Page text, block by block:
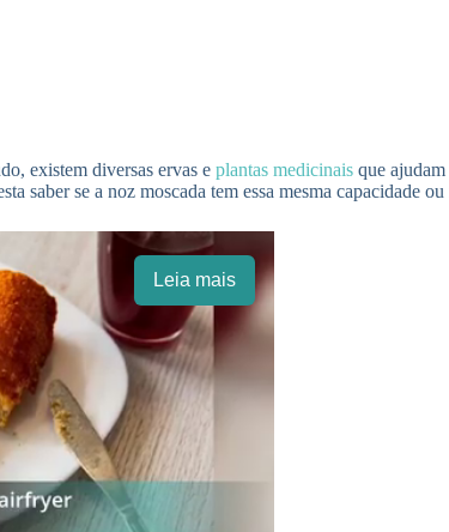
existem diversas ervas e plantas medicinais que
saber se a noz moscada tem essa mesma capacidade ou
Leia mais